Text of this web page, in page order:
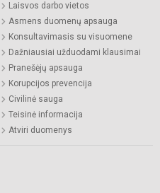
Laisvos darbo vietos
Asmens duomenų apsauga
Konsultavimasis su visuomene
Dažniausiai užduodami klausimai
Pranešėjų apsauga
Korupcijos prevencija
Civilinė sauga
Teisinė informacija
Atviri duomenys